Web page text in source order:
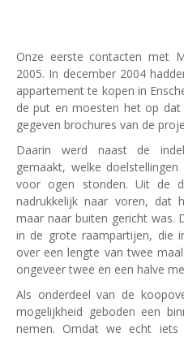
Onze eerste contacten met
2005. In december 2004
appartement te kopen in
de put en moesten het op
gegeven brochures van de
Daarin werd naast de
gemaakt, welke
voor ogen stonden. Uit de
nadrukkelijk naar voren, dat
maar naar buiten gericht was.
in de grote raampartijen, die
over een lengte van twee
ongeveer twee en een halve
Als onderdeel van de
mogelijkheid geboden een
nemen. Omdat we echt